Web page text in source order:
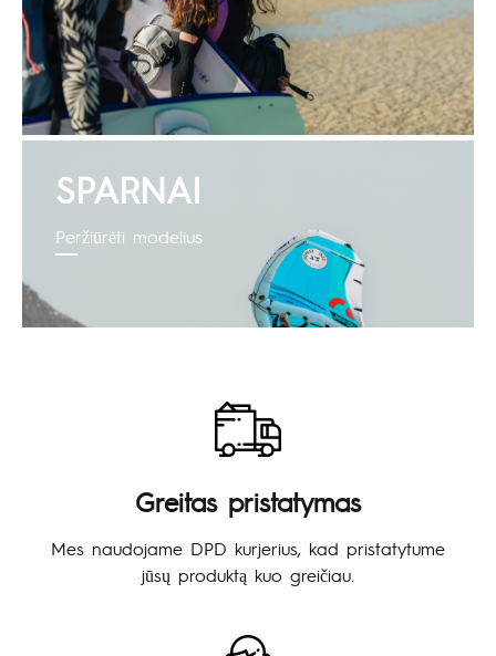
SPARNAI
Peržiūrėti modelius
Greitas pristatymas
Mes naudojame DPD kurjerius, kad pristatytume
jūsų produktą kuo greičiau.